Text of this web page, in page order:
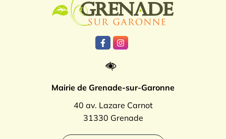
Lien vers le compte Facebook
Lien vers le compte
Mairie de Grenade-sur-Garonne
40 av. Lazare Carnot
31330 Grenade